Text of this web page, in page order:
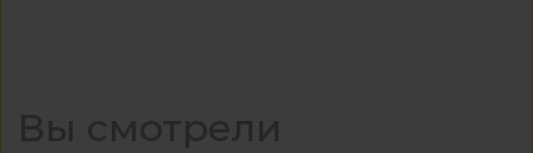
Вы смотрели